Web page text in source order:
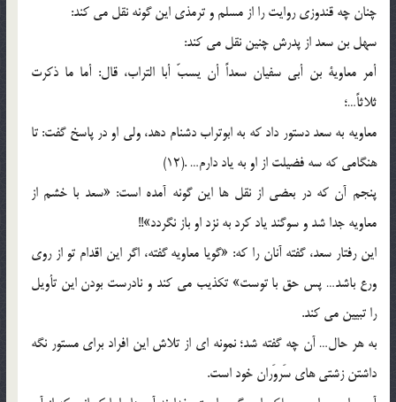
چنان چه قندوزى روایت را از مسلم و ترمذى این گونه نقل مى کند:
سهل بن سعد از پدرش چنین نقل مى کند:
أمر معاویة بن أبی سفیان سعداً أن یسبّ أبا التراب، قال: أما ما ذکرت
ثلاثاً…؛
معاویه به سعد دستور داد که به ابوتراب دشنام دهد، ولى او در پاسخ گفت: تا
هنگامى که سه فضیلت از او به یاد دارم… .(12)
پنجم آن که در بعضى از نقل ها این گونه آمده است: «سعد با خشم از
معاویه جدا شد و سوگند یاد کرد به نزد او باز نگردد»!!
این رفتار سعد، گفته آنان را که: «گویا معاویه گفته، اگر این اقدام تو از روى
ورع باشد… پس حق با توست» تکذیب مى کند و نادرست بودن این تأویل
را تبیین مى کند.
به هر حال… آن چه گفته شد؛ نمونه اى از تلاش این افراد براى مستور نگه
داشتن زشتى هاى سَروَران خود است.